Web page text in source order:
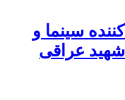
سینما و
عراقی